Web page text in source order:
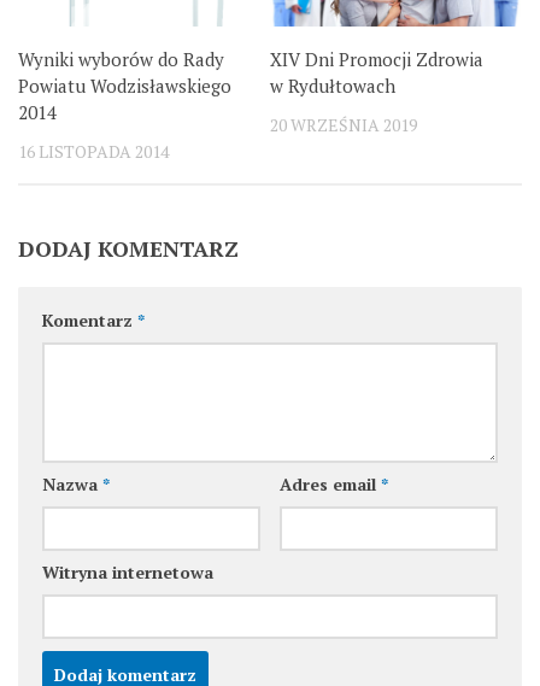
Wyniki wyborów do Rady
Powiatu Wodzisławskiego
2014
16 LISTOPADA 2014
XIV Dni Promocji Zdrowia
w Rydułtowach
20 WRZEŚNIA 2019
DODAJ KOMENTARZ
Komentarz *
Nazwa * Adres email *
Witryna internetowa